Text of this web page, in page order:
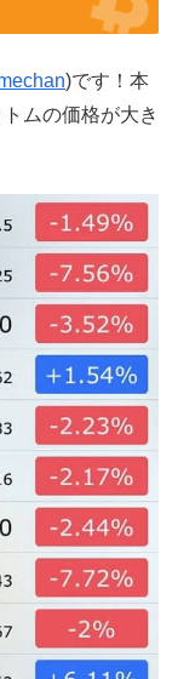
)です！本
ムの価格が大き